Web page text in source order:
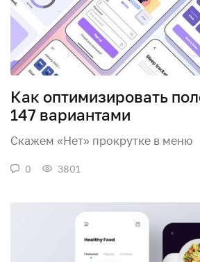
Как оптимизировать
147 вариантами
Скажем «Нет» прокрутке в меню
0 3801